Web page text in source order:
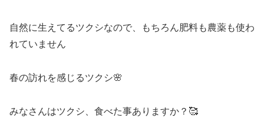
自然に生えてるツクシなので、もちろん肥料も農薬も使わ
れていません
春の訪れを感じるツクシ🌸
みなさんはツクシ、食べた事ありますか？🥰